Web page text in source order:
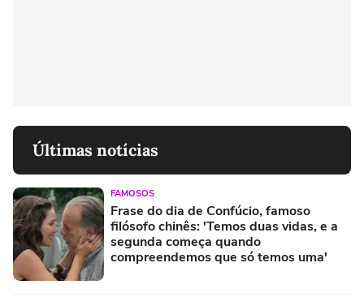
Últimas notícias
FAMOSOS
Frase do dia de Confúcio, famoso
filósofo chinês: 'Temos duas vidas, e a
segunda começa quando
compreendemos que só temos uma'